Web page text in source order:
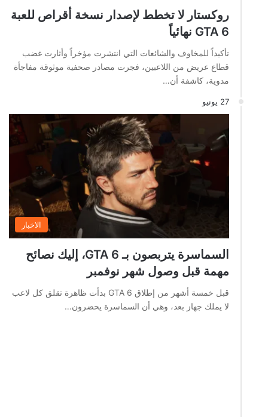
روكستار لا تخطط لإصدار نسخة أقراص للعبة
GTA 6 نهائياً
تأكيداً للمخاوف والشائعات التي انتشرت مؤخراً وأثارت غضب
قطاع عريض من اللاعبين، فجرت مصادر صحفية موثوقة مفاجأة
مدوية، كاشفة أن…
27 يونيو
الاخبار
السماسرة يتربصون بـ GTA 6، إليك نصائح
مهمة قبل وصول شهر نوفمبر
قبل خمسة أشهر من إطلاق GTA 6 بدأت ظاهرة تقلق كل لاعب
لا يملك جهاز بعد، وهي أن السماسرة يحضرون…